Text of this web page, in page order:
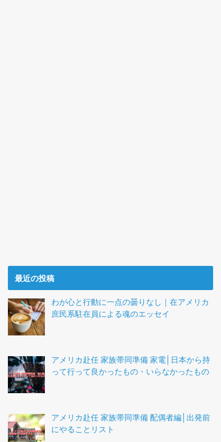
最近の投稿
わが心と行動に一点の曇りなし｜在アメリカ
庶民系駐在員による魂のエッセイ
アメリカ赴任 家族帯同準備 家電│日本から持
って行って良かったもの・いらなかったもの
アメリカ赴任 家族帯同準備 配偶者編│出発前
にやることリスト